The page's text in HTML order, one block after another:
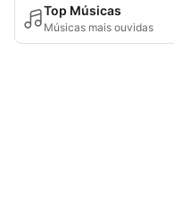
Top Músicas
Músicas mais ouvidas